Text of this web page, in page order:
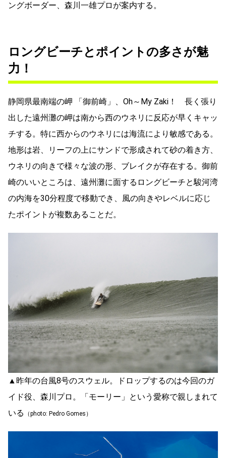
ングボーダー、森川一雄プロが案内する。
ロングビーチとポイントの多さが魅
力！
静岡県最南端の岬 「御前崎」、Oh～My Zaki！ 長く張り
出した遠州灘の岬は南から西のウネリに反応が早くキャッ
チする。特に西からのウネリには海流により敏感である。
地形は岩、リーフの上にサンドで形成されて砂の着き方、
ウネリの向きで様々な波の形、ブレイクが存在する。御前
崎のいいところは、遠州灘に面するロングビーチと駿河湾
の内海を30分程度で移動でき、風の向きやレベルに応じ
たポイントが複数あることだ。
▲昨年の台風8号のスウェル。ドロップするのは今回のガ
イド役、森川プロ。「モーリー」という愛称で親しまれて
いる
（photo: Pedro Gomes）